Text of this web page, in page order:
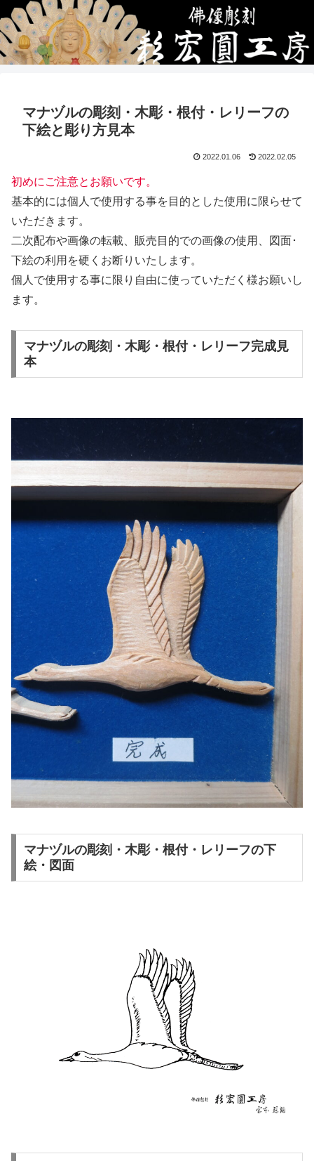
マナヅルの彫刻・木彫・根付・レリーフの
下絵と彫り方見本
2022.01.06 2022.02.05
初めにご注意とお願いです。
基本的には個人で使用する事を目的とした使用に限らせて
いただきます。
二次配布や画像の転載、販売目的での画像の使用、図面･
下絵の利用を硬くお断りいたします。
個人で使用する事に限り自由に使っていただく様お願いし
ます。
マナヅルの彫刻・木彫・根付・レリーフ完成見
本
マナヅルの彫刻・木彫・根付・レリーフの下
絵・図面